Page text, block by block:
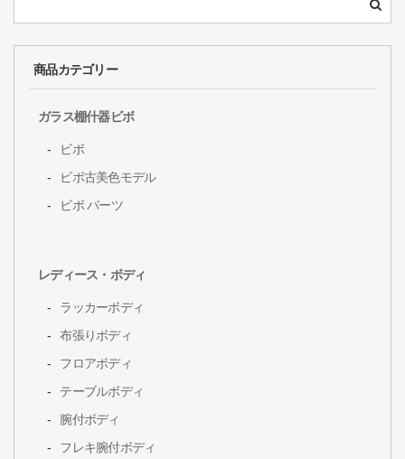
商品カテゴリー
ガラス棚什器ビボ
ビボ
ビボ古美色モデル
ビボ パーツ
レディース・ボディ
ラッカーボディ
布張りボディ
フロアボディ
テーブルボディ
腕付ボディ
フレキ腕付ボディ